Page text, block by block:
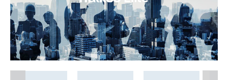
建筑装修